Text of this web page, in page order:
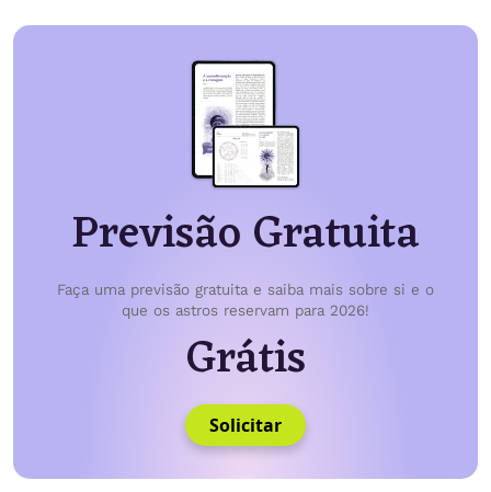
Previsão Gratuita
Faça uma previsão gratuita e saiba mais sobre si e o
que os astros reservam para 2026!
Grátis
Solicitar